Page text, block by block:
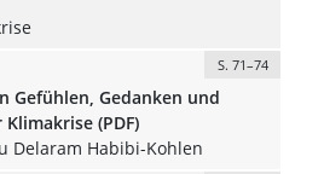
S. 71–74
Gefühlen, Gedanken und
(PDF)
Delaram Habibi-Kohlen